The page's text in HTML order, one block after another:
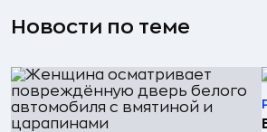
Новости по теме